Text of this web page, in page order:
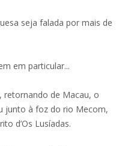
seja falada por mais de
em particular...
retornando de Macau, o
junto à foz do rio Mecom,
d’Os Lusíadas.